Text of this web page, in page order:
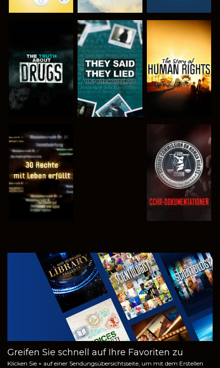
ANSEHEN ANSEHEN
ANSEHEN ANSEHEN
ANSEHEN
SERIE
ENTDECKEN
Greifen Sie schnell auf Ihre Favoriten zu
Klicken Sie + auf einer Sendungsübersichtsseite, um mit dem Erstellen